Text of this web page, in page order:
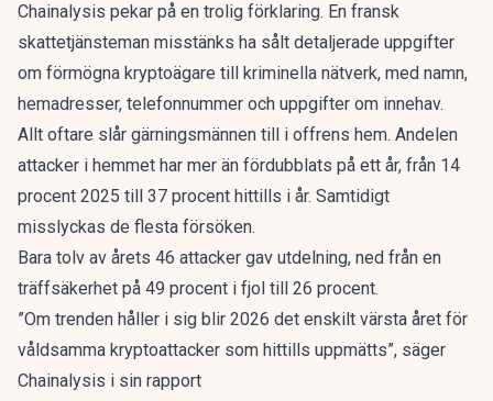
Chainalysis pekar på en trolig förklaring. En fransk
skattetjänsteman misstänks ha sålt detaljerade uppgifter
om förmögna kryptoägare till kriminella nätverk, med namn,
hemadresser, telefonnummer och uppgifter om innehav.
Allt oftare slår gärningsmännen till i offrens hem. Andelen
attacker i hemmet har mer än fördubblats på ett år, från 14
procent 2025 till 37 procent hittills i år. Samtidigt
misslyckas de flesta försöken.
Bara tolv av årets 46 attacker gav utdelning, ned från en
träffsäkerhet på 49 procent i fjol till 26 procent.
”Om trenden håller i sig blir 2026 det enskilt värsta året för
våldsamma kryptoattacker som hittills uppmätts”, säger
Chainalysis i sin rapport